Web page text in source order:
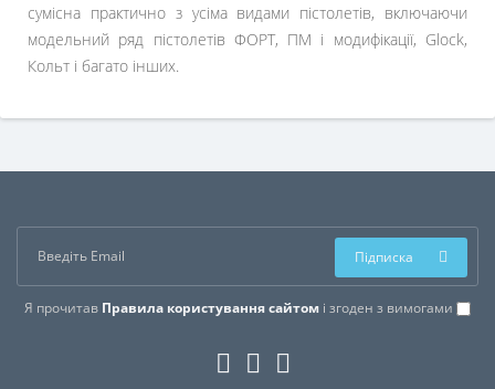
сумісна практично з усіма видами пістолетів, включаючи
модельний ряд пістолетів ФОРТ, ПМ і модифікації, Glock,
Кольт і багато інших.
Я прочитав Правила користування сайтом і згоден з вимогами
Підписка